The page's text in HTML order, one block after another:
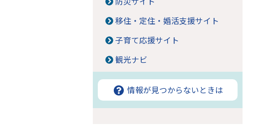
移住・定住・婚活支援サイト
子育て応援サイト
観光ナビ
情報が見つからないときは